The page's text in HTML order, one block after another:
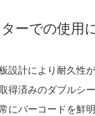
ーでの使用
設計により耐久性
得済みのダブルシ
にバーコードを鮮